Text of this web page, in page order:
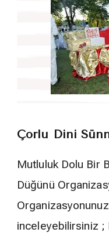
Çorlu Dini
Mutluluk Dolu Bir
Düğünü
inceleyebilirsiniz ;